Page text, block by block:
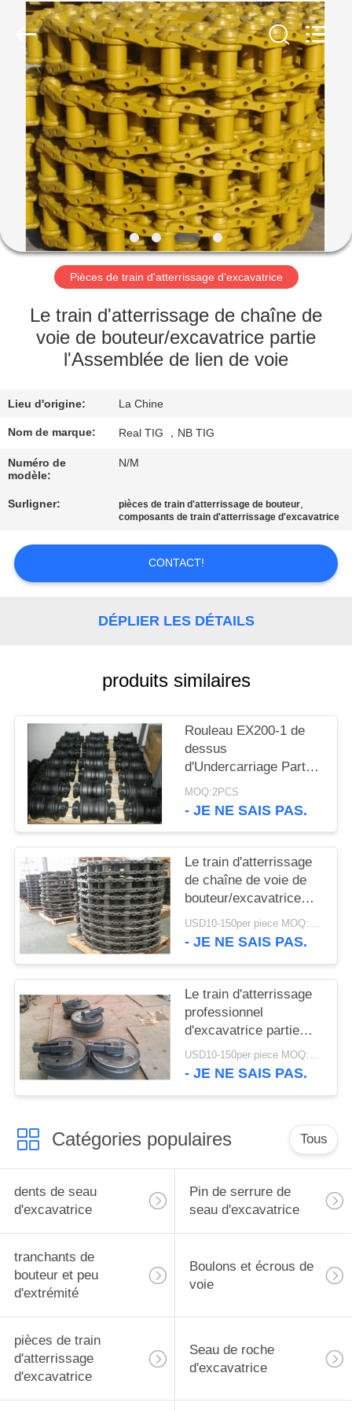
MAISON
DES
PRODUITS
AU
SUJET
DE
NOUS
VISITE
D'USINE
CONTRÔLE
DE
QUALITÉ
CONTACTEZ-
NOUS
DEMANDEZ
DU
PRIVACY
POLICY
Machinery
Industrial
Reserved.
Developed
Pièces de train d'atterrissage d'excavatrice
Le train d'atterrissage de chaîne de
voie de bouteur/excavatrice partie
l'Assemblée de lien de voie
Lieu d'origine: La Chine
Nom de marque: Real TIG ，NB TIG
Numéro de
modèle:
N/M
Surligner: pièces de train d'atterrissage de bouteur,
composants de train d'atterrissage d'excavatrice
CONTACT!
DÉPLIER LES DÉTAILS
produits similaires
Rouleau EX200-1 de
dessus
d'Undercarriage Parts
Carrier d'excavatrice
MOQ:2PCS
- JE NE SAIS PAS.
Le train d'atterrissage
de chaîne de voie de
bouteur/excavatrice
partie l'Assemblée de
lien de voie
USD10-150per piece MOQ:2PCS
- JE NE SAIS PAS.
Le train d'atterrissage
professionnel
d'excavatrice partie
l'oisif avant pour tout le
modèle de marque
USD10-150per piece MOQ:2PCS
- JE NE SAIS PAS.
Catégories populaires Tous
dents de seau
d'excavatrice
Pin de serrure de
seau d'excavatrice
tranchants de
bouteur et peu
d'extrémité
Boulons et écrous de
voie
pièces de train
d'atterrissage
d'excavatrice
Seau de roche
d'excavatrice